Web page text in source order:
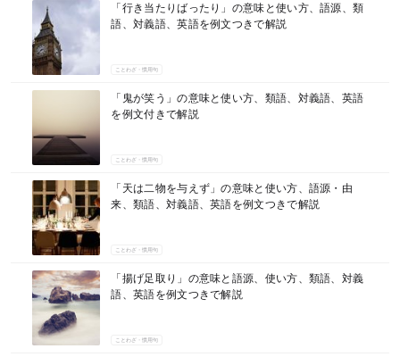
「行き当たりばったり」の意味と使い方、語源、類
語、対義語、英語を例文つきで解説
ことわざ・慣用句
「鬼が笑う」の意味と使い方、類語、対義語、英語
を例文付きで解説
ことわざ・慣用句
「天は二物を与えず」の意味と使い方、語源・由
来、類語、対義語、英語を例文つきで解説
ことわざ・慣用句
「揚げ足取り」の意味と語源、使い方、類語、対義
語、英語を例文つきで解説
ことわざ・慣用句